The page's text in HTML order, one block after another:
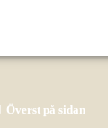
Överst på sidan